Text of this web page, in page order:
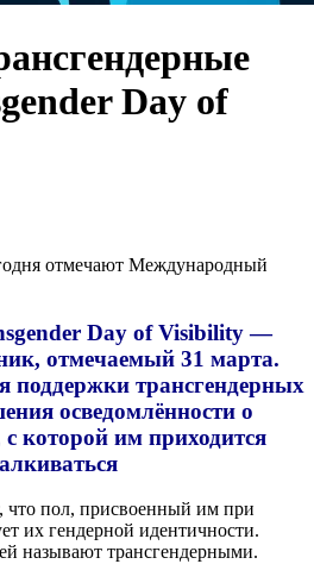
Day of
отмечают Международный
Day of Visibility —
отмечаемый 31 марта.
поддержки трансгендерных
осведомлённости о
которой им приходится
что пол, присвоенный им при
их гендерной идентичности.
называют трансгендерными.